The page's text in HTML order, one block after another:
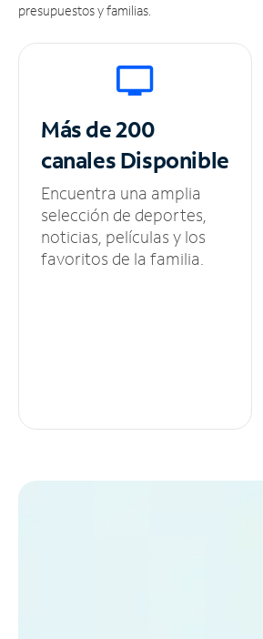
presupuestos y familias.
Más de 200
canalesDisponible
Encuentra una amplia
selección de deportes,
noticias, películas y los
favoritos de la familia.